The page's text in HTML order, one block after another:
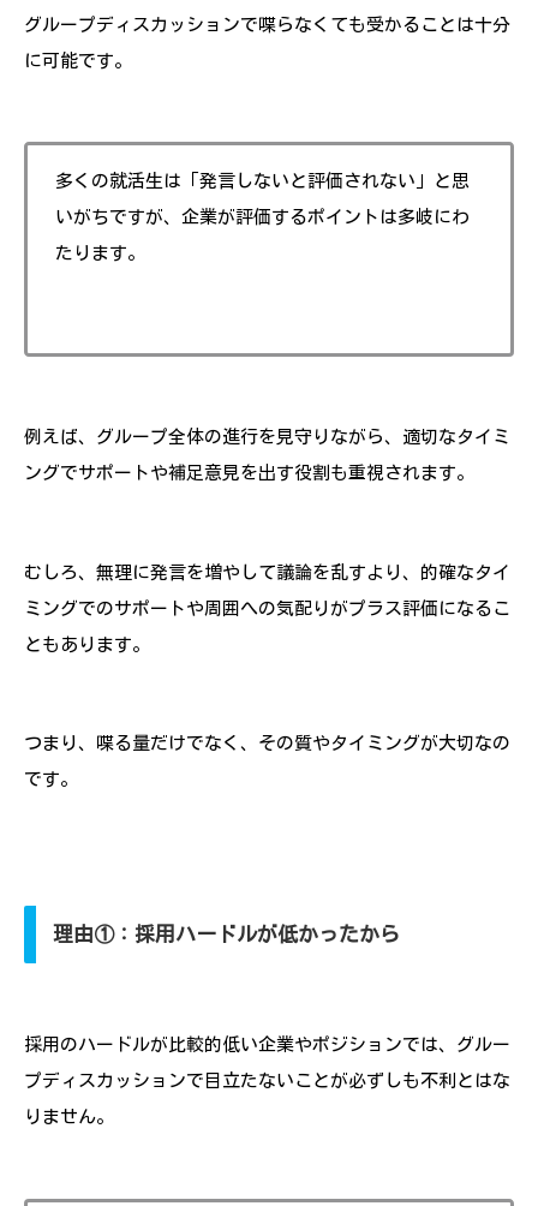
グループディスカッションで喋らなくても受かることは十分
に可能です。
多くの就活生は「発言しないと評価されない」と思
いがちですが、企業が評価するポイントは多岐にわ
たります。
例えば、グループ全体の進行を見守りながら、適切なタイミ
ングでサポートや補足意見を出す役割も重視されます。
むしろ、無理に発言を増やして議論を乱すより、的確なタイ
ミングでのサポートや周囲への気配りがプラス評価になるこ
ともあります。
つまり、喋る量だけでなく、その質やタイミングが大切なの
です。
理由①：採用ハードルが低かったから
採用のハードルが比較的低い企業やポジションでは、グルー
プディスカッションで目立たないことが必ずしも不利とはな
りません。